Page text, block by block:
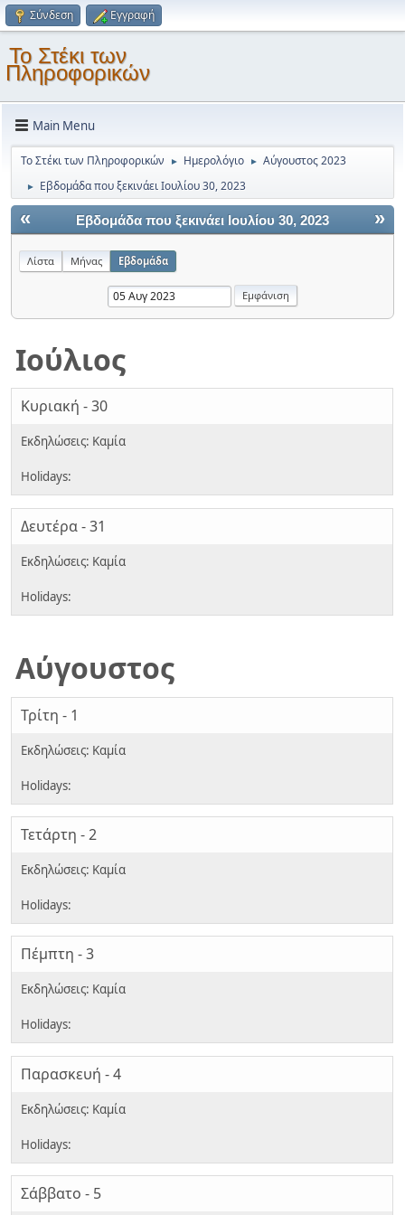
Σύνδεση Εγγραφή
Το Στέκι των
Πληροφορικών
Main Menu
Το Στέκι των Πληροφορικών ► Ημερολόγιο ► Αύγουστος 2023
► Εβδομάδα που ξεκινάει Ιουλίου 30, 2023
« »
Εβδομάδα που ξεκινάει Ιουλίου 30, 2023
Λίστα Μήνας Εβδομάδα
Ιούλιος
Κυριακή - 30
Δευτέρα - 31
Αύγουστος
Τρίτη - 1
Τετάρτη - 2
Πέμπτη - 3
Παρασκευή - 4
Σάββατο - 5